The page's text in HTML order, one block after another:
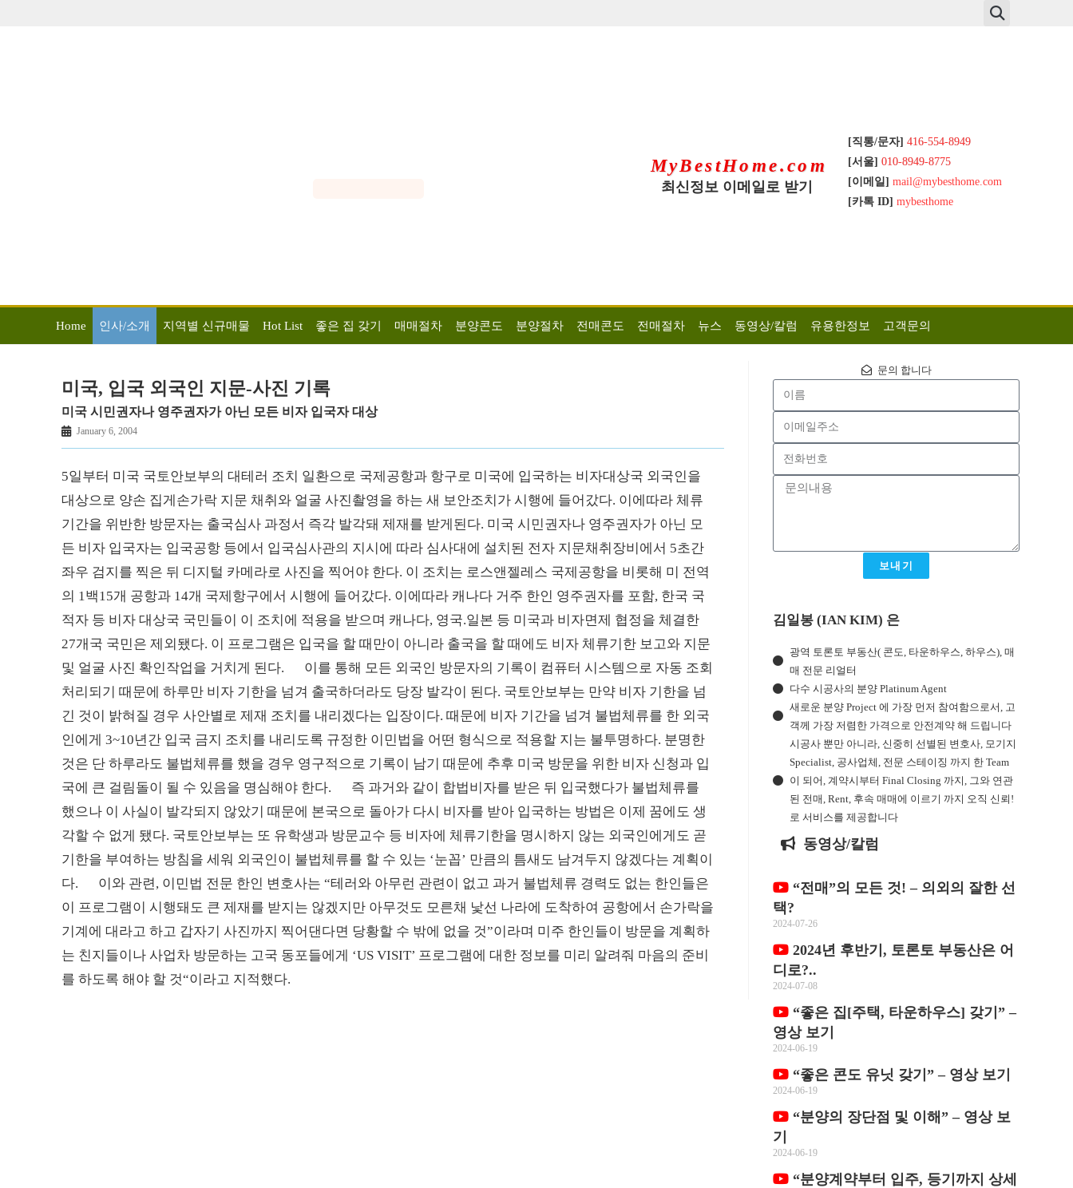
MyBestHome.com
최신정보 이메일로 받기
[직통/문자] 416-554-8949
[서울] 010-8949-8775
[이메일] mail@mybesthome.com
[카톡 ID] mybesthome
Home 인사/소개 지역별 신규매물 Hot List 좋은 집 갖기 매매절차 분양콘도 분양절차 전매콘도 전매절차 뉴스 동영상/칼럼 유용한정보 고객문의
미국, 입국 외국인 지문-사진 기록
미국 시민권자나 영주권자가 아닌 모든 비자 입국자 대상
January 6, 2004
5일부터 미국 국토안보부의 대테러 조치 일환으로 국제공항과 항구로 미국에 입국하는 비자대상국 외국인을
대상으로 양손 집게손가락 지문 채취와 얼굴 사진촬영을 하는 새 보안조치가 시행에 들어갔다. 이에따라 체류
기간을 위반한 방문자는 출국심사 과정서 즉각 발각돼 제재를 받게된다. 미국 시민권자나 영주권자가 아닌 모
든 비자 입국자는 입국공항 등에서 입국심사관의 지시에 따라 심사대에 설치된 전자 지문채취장비에서 5초간
좌우 검지를 찍은 뒤 디지털 카메라로 사진을 찍어야 한다. 이 조치는 로스앤젤레스 국제공항을 비롯해 미 전역
의 1백15개 공항과 14개 국제항구에서 시행에 들어갔다. 이에따라 캐나다 거주 한인 영주권자를 포함, 한국 국
적자 등 비자 대상국 국민들이 이 조치에 적용을 받으며 캐나다, 영국.일본 등 미국과 비자면제 협정을 체결한
27개국 국민은 제외됐다. 이 프로그램은 입국을 할 때만이 아니라 출국을 할 때에도 비자 체류기한 보고와 지문
및 얼굴 사진 확인작업을 거치게 된다. 이를 통해 모든 외국인 방문자의 기록이 컴퓨터 시스템으로 자동 조회
처리되기 때문에 하루만 비자 기한을 넘겨 출국하더라도 당장 발각이 된다. 국토안보부는 만약 비자 기한을 넘
긴 것이 밝혀질 경우 사안별로 제재 조치를 내리겠다는 입장이다. 때문에 비자 기간을 넘겨 불법체류를 한 외국
인에게 3~10년간 입국 금지 조치를 내리도록 규정한 이민법을 어떤 형식으로 적용할 지는 불투명하다. 분명한
것은 단 하루라도 불법체류를 했을 경우 영구적으로 기록이 남기 때문에 추후 미국 방문을 위한 비자 신청과 입
국에 큰 걸림돌이 될 수 있음을 명심해야 한다. 즉 과거와 같이 합법비자를 받은 뒤 입국했다가 불법체류를
했으나 이 사실이 발각되지 않았기 때문에 본국으로 돌아가 다시 비자를 받아 입국하는 방법은 이제 꿈에도 생
각할 수 없게 됐다. 국토안보부는 또 유학생과 방문교수 등 비자에 체류기한을 명시하지 않는 외국인에게도 곧
기한을 부여하는 방침을 세워 외국인이 불법체류를 할 수 있는 ‘눈꼽’ 만큼의 틈새도 남겨두지 않겠다는 계획이
다. 이와 관련, 이민법 전문 한인 변호사는 “테러와 아무런 관련이 없고 과거 불법체류 경력도 없는 한인들은
이 프로그램이 시행돼도 큰 제재를 받지는 않겠지만 아무것도 모른채 낯선 나라에 도착하여 공항에서 손가락을
기계에 대라고 하고 갑자기 사진까지 찍어댄다면 당황할 수 밖에 없을 것”이라며 미주 한인들이 방문을 계획하
는 친지들이나 사업차 방문하는 고국 동포들에게 ‘US VISIT’ 프로그램에 대한 정보를 미리 알려줘 마음의 준비
를 하도록 해야 할 것“이라고 지적했다.
문의 합니다
보내기
김일봉 (IAN KIM) 은
광역 토론토 부동산( 콘도, 타운하우스, 하우스), 매
매 전문 리얼터
다수 시공사의 분양 Platinum Agent
새로운 분양 Project 에 가장 먼저 참여함으로서, 고
객께 가장 저렴한 가격으로 안전계약 해 드립니다
시공사 뿐만 아니라, 신중히 선별된 변호사, 모기지
Specialist, 공사업체, 전문 스테이징 까지 한 Team
이 되어, 계약시부터 Final Closing 까지, 그와 연관
된 전매, Rent, 후속 매매에 이르기 까지 오직 신뢰!
로 서비스를 제공합니다
동영상/칼럼
“전매”의 모든 것! – 의외의 잘한 선
택?
2024-07-26
2024년 후반기, 토론토 부동산은 어
디로?..
2024-07-08
“좋은 집[주택, 타운하우스] 갖기” –
영상 보기
2024-06-19
“좋은 콘도 유닛 갖기” – 영상 보기
2024-06-19
“분양의 장단점 및 이해” – 영상 보
기
2024-06-19
“분양계약부터 입주, 등기까지 상세